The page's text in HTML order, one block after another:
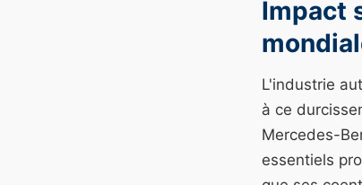
Impact
L'industrie
à ce
Mercedes-
essentiels